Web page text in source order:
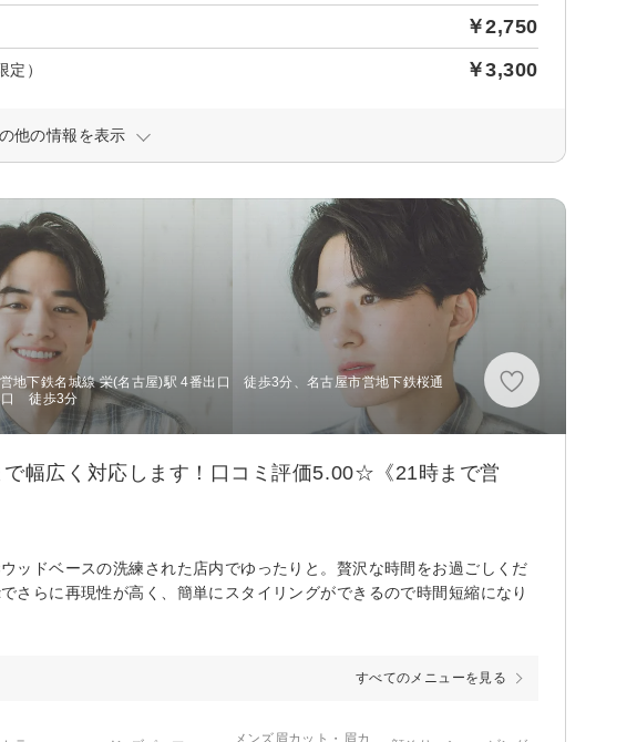
￥2,750
） ￥3,300
他の情報を表示
地下鉄名城線 栄(名古屋)駅 4番出口 徒歩3分、名古屋市営地下鉄桜通
口 徒歩3分
で幅広く対応します！口コミ評価5.00☆《21時まで営
ッドベースの洗練された店内でゆったりと。贅沢な時間をお過ごしくだ
さらに再現性が高く、簡単にスタイリングができるので時間短縮になり
すべてのメニューを見る
メンズ眉カット・眉カ